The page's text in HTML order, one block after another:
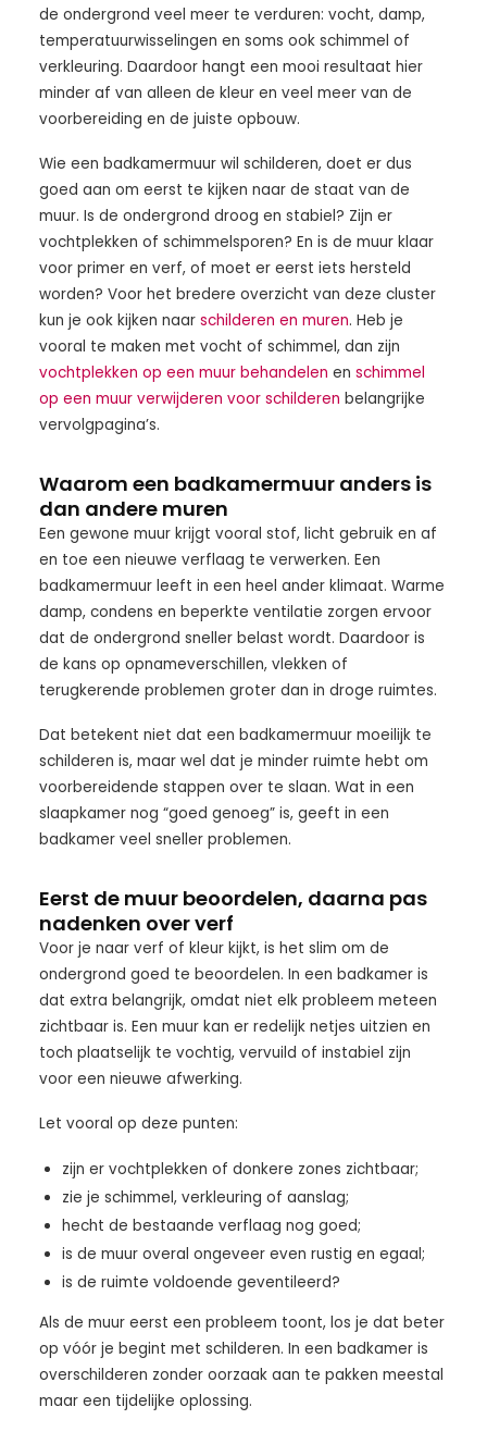
de ondergrond veel meer te verduren: vocht, damp,
temperatuurwisselingen en soms ook schimmel of
verkleuring. Daardoor hangt een mooi resultaat hier
minder af van alleen de kleur en veel meer van de
voorbereiding en de juiste opbouw.
Wie een badkamermuur wil schilderen, doet er dus
goed aan om eerst te kijken naar de staat van de
muur. Is de ondergrond droog en stabiel? Zijn er
vochtplekken of schimmelsporen? En is de muur klaar
voor primer en verf, of moet er eerst iets hersteld
worden? Voor het bredere overzicht van deze cluster
kun je ook kijken naar schilderen en muren. Heb je
vooral te maken met vocht of schimmel, dan zijn
vochtplekken op een muur behandelen en schimmel
op een muur verwijderen voor schilderen belangrijke
vervolgpagina’s.
Waarom een badkamermuur anders is
dan andere muren
Een gewone muur krijgt vooral stof, licht gebruik en af
en toe een nieuwe verflaag te verwerken. Een
badkamermuur leeft in een heel ander klimaat. Warme
damp, condens en beperkte ventilatie zorgen ervoor
dat de ondergrond sneller belast wordt. Daardoor is
de kans op opnameverschillen, vlekken of
terugkerende problemen groter dan in droge ruimtes.
Dat betekent niet dat een badkamermuur moeilijk te
schilderen is, maar wel dat je minder ruimte hebt om
voorbereidende stappen over te slaan. Wat in een
slaapkamer nog “goed genoeg” is, geeft in een
badkamer veel sneller problemen.
Eerst de muur beoordelen, daarna pas
nadenken over verf
Voor je naar verf of kleur kijkt, is het slim om de
ondergrond goed te beoordelen. In een badkamer is
dat extra belangrijk, omdat niet elk probleem meteen
zichtbaar is. Een muur kan er redelijk netjes uitzien en
toch plaatselijk te vochtig, vervuild of instabiel zijn
voor een nieuwe afwerking.
Let vooral op deze punten:
zijn er vochtplekken of donkere zones zichtbaar;
zie je schimmel, verkleuring of aanslag;
hecht de bestaande verflaag nog goed;
is de muur overal ongeveer even rustig en egaal;
is de ruimte voldoende geventileerd?
Als de muur eerst een probleem toont, los je dat beter
op vóór je begint met schilderen. In een badkamer is
overschilderen zonder oorzaak aan te pakken meestal
maar een tijdelijke oplossing.